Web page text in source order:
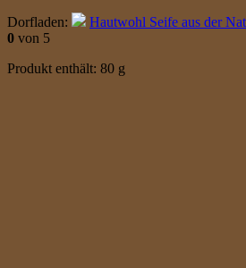
Dorfladen:
Hautwohl Seife aus der
0 von 5
Produkt enthält: 80 g